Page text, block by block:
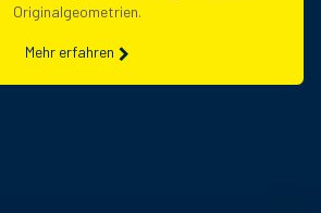
Originalgeometrien.
Mehr erfahren